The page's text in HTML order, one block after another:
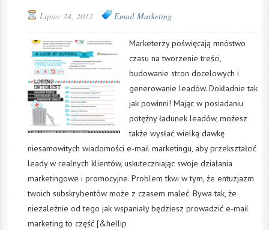
Lipiec 24, 2012 Email Marketing
Marketerzy poświęcają mnóstwo
czasu na tworzenie treści,
budowanie stron docelowych i
generowanie leadów. Dokładnie tak
jak powinni! Mając w posiadaniu
potężny ładunek leadów, możesz
także wysłać wielką dawkę
niesamowitych wiadomości e-mail marketingu, aby przekształcić
leady w realnych klientów, uskuteczniając swoje działania
marketingowe i promocyjne. Problem tkwi w tym, że entuzjazm
twoich subskrybentów może z czasem maleć. Bywa tak, że
niezależnie od tego jak wspaniały będziesz prowadzić e-mail
marketing to część [&hellip